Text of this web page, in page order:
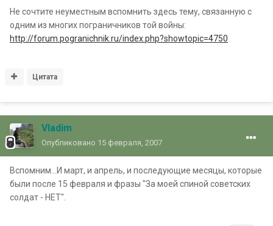
Не сочтите неуместным вспомнить здесь тему, связанную с
одним из многих пограничников той войны:
http://forum.pogranichnik.ru/index.php?showtopic=4750
Цитата
Vladim
Опубликовано 15 февраля, 2007
Вспомним...И март, и апрель, и последующие месяцы, которые
были после 15 февраля и фразы "За моей спиной советских
солдат - НЕТ".